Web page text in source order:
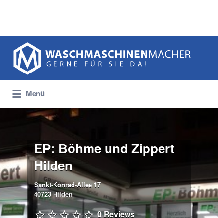
Suchen
nach:
Menü
EP: Böhme und Zippert
Hilden
Sankt-Konrad-Allee 17
40723 Hilden
0 Reviews